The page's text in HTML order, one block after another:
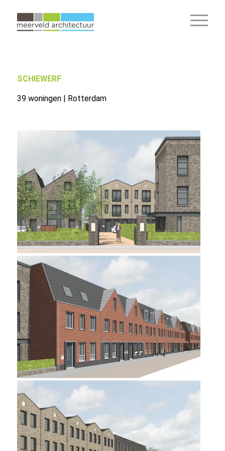
SCHIEWERF
39 woningen | Rotterdam